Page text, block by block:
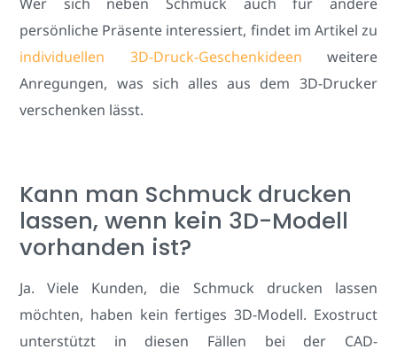
Wer sich neben Schmuck auch für andere
persönliche Präsente interessiert, findet im Artikel zu
individuellen 3D-Druck-Geschenkideen weitere
Anregungen, was sich alles aus dem 3D-Drucker
verschenken lässt.
Kann man Schmuck drucken
lassen, wenn kein 3D-Modell
vorhanden ist?
Ja. Viele Kunden, die Schmuck drucken lassen
möchten, haben kein fertiges 3D-Modell. Exostruct
unterstützt in diesen Fällen bei der CAD-